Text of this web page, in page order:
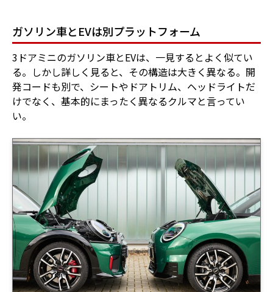
ガソリン車とEVは別プラットフォーム
3ドアミニのガソリン車とEVは、一見するとよく似てい
る。しかし詳しく見ると、その構造は大きく異なる。開
発コードも別で、シートやドアトリム、ヘッドライトだ
けでなく、基本的にまったく異なるクルマと言ってい
い。